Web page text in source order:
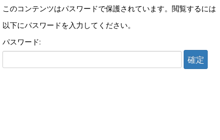
このコンテンツはパスワードで保護されています。閲覧するには
以下にパスワードを入力してください。
パスワード: